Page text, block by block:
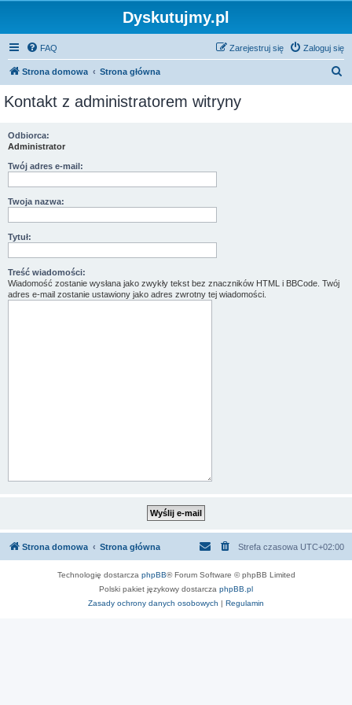
Dyskutujmy.pl
FAQ Zaloguj się
Zarejestruj się
Strona domowa Strona główna
Kontakt z administratorem witryny
Odbiorca:
Administrator
Twój adres e-mail:
Twoja nazwa:
Tytuł:
Treść wiadomości:
Wiadomość zostanie wysłana jako zwykły tekst bez znaczników HTML i BBCode. Twój
adres e-mail zostanie ustawiony jako adres zwrotny tej wiadomości.
Strona domowa Strona główna Strefa czasowa UTC+02:00
Technologię dostarcza phpBB® Forum Software © phpBB Limited
Polski pakiet językowy dostarcza phpBB.pl
Zasady ochrony danych osobowych | Regulamin